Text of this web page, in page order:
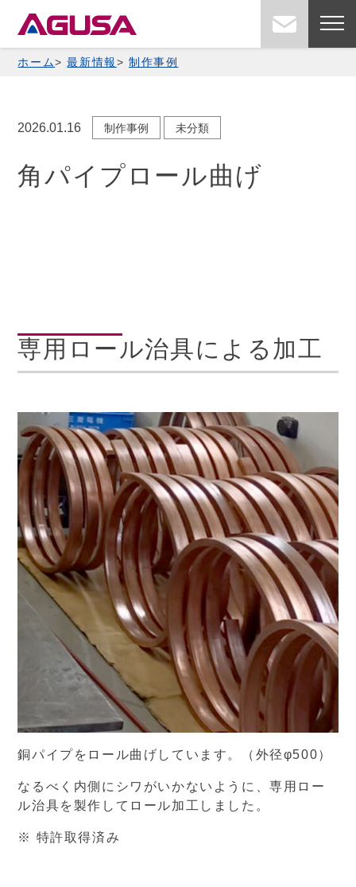
content
ホーム 最新情報 制作事例
2026.01.16 制作事例 未分類
角パイプロール曲げ
専用ロール治具による加工
銅パイプをロール曲げしています。（外径φ500）
なるべく内側にシワがいかないように、専用ロー
ル治具を製作してロール加工しました。
※ 特許取得済み